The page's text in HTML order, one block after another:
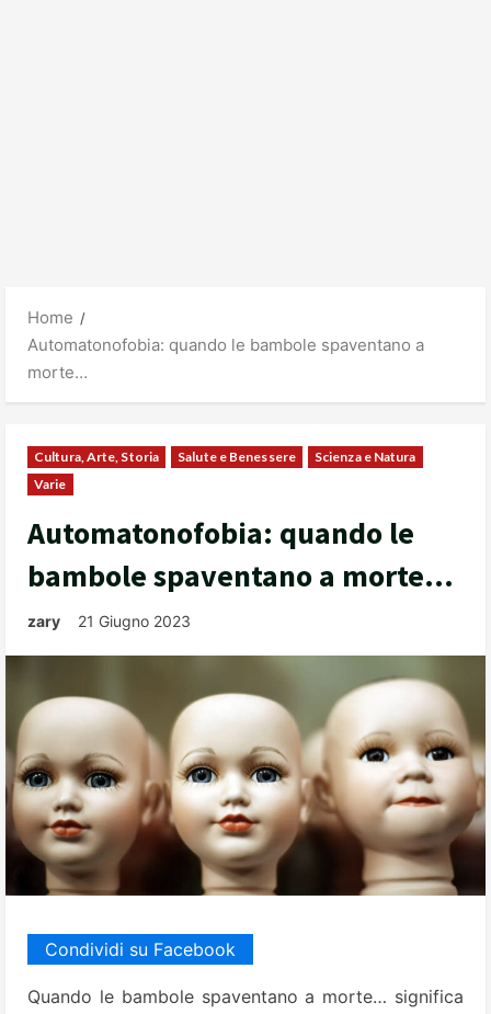
Home
Automatonofobia: quando le bambole spaventano a
morte…
Cultura, Arte, Storia Salute e Benessere
Scienza e Natura
Varie
Automatonofobia: quando le
bambole spaventano a morte…
zary 21 Giugno 2023
Condividi su Facebook
Quando le bambole spaventano a morte… significa